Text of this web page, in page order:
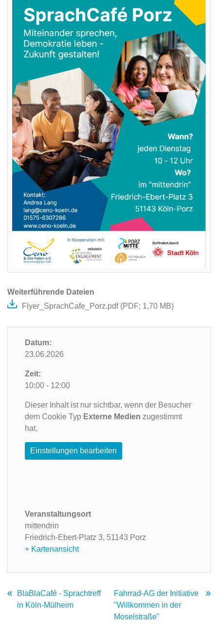
Weiterführende Dateien
Flyer_SprachCafe_Porz.pdf (PDF; 1,70 MB)
Datum:
23.06.2026
Zeit:
10:00 - 12:00
Dieser Inhalt ist nur sichtbar, wenn der Besucher
dem Cookie Typ Externe Medien zugestimmt
hat.
Einstellungen bearbeiten
Veranstaltungsort
mittendrin
Friedrich-Ebert-Platz 3, 51143 Porz
+ Kartenansicht
BlaBlaCafé - Sprachtreff
in Köln-Mülheim
Fahrrad-AG der Initiative
"Willkommen in der
Moselstraße"